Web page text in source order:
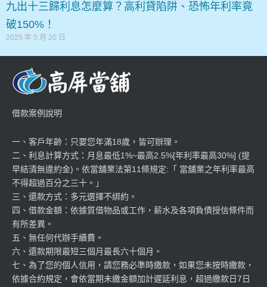
九出十三歸利息怎麼算？高利貸陷阱、恐怖年利率竟
破150%！
2025 年 5 月 20 日
借款案例說明
一、客戶年齡：只要您年滿18歲，皆可辦理。
二、利息計算方式：月息最低1%~最高2.5%[年利率最高30%] (提
早結清無違約金)。依當舖業法第11條規定:「 當舖業之年利率最高
不得超過百分之三十。」
三、還款方式：多元選擇不綁約。
四、借款金額：依據質借物品或工作，薪水及各項負債授信條件而
有所差異。
五、無任何代辦手續費。
六、還款期限最短三個月最長六十個月。
七、為了您的個人信用，請您務必準時繳款，如果您未按時繳款，
依據合約規定，會依當期未繳金額加計遲延利息，超過繳款日7日